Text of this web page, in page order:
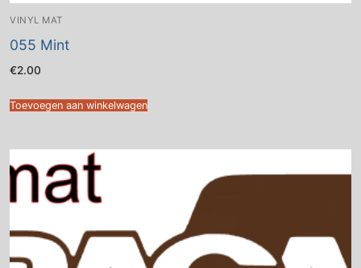
VINYL MAT
055 Mint
€2.00
Toevoegen aan winkelwagen